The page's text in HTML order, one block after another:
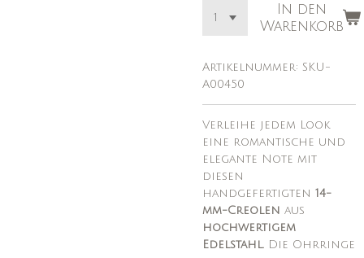
In den
Warenkorb
Artikelnummer: SKU-
A00450
Verleihe jedem Look
eine romantische und
elegante Note mit
diesen
handgefertigten 14-
mm-Creolen aus
hochwertigem
Edelstahl. Die Ohrringe